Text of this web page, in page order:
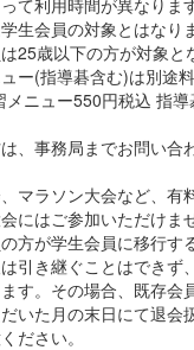
生会員の対象とはなり
25歳以下の方が対象と
ュー(指導碁含む)は別途
メニュー550円税込 指
、事務局までお問い合
、マラソン大会など、有
にはご参加いただけませ
の方が学生会員に移行す
引き継ぐことはできず
す。その場合、既存会
いた月の末日にて退会
ださい。